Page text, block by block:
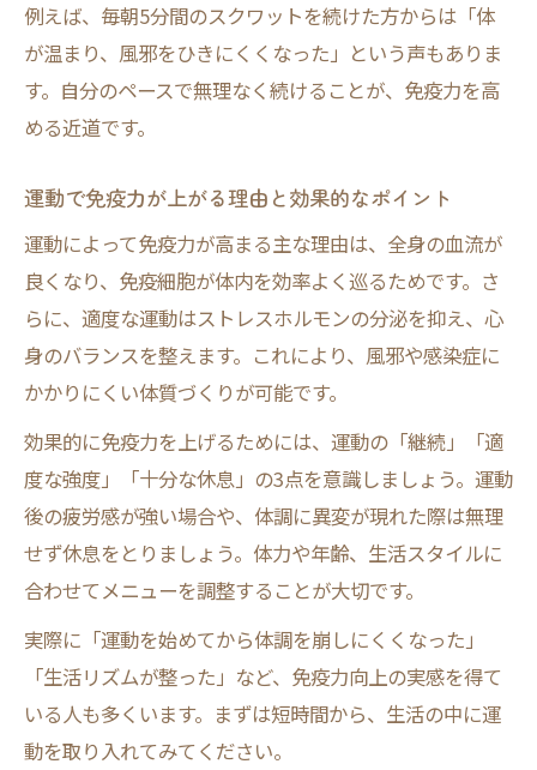
例えば、毎朝5分間のスクワットを続けた方からは「体
が温まり、風邪をひきにくくなった」という声もありま
す。自分のペースで無理なく続けることが、免疫力を高
める近道です。
運動で免疫力が上がる理由と効果的なポイント
運動によって免疫力が高まる主な理由は、全身の血流が
良くなり、免疫細胞が体内を効率よく巡るためです。さ
らに、適度な運動はストレスホルモンの分泌を抑え、心
身のバランスを整えます。これにより、風邪や感染症に
かかりにくい体質づくりが可能です。
効果的に免疫力を上げるためには、運動の「継続」「適
度な強度」「十分な休息」の3点を意識しましょう。運動
後の疲労感が強い場合や、体調に異変が現れた際は無理
せず休息をとりましょう。体力や年齢、生活スタイルに
合わせてメニューを調整することが大切です。
実際に「運動を始めてから体調を崩しにくくなった」
「生活リズムが整った」など、免疫力向上の実感を得て
いる人も多くいます。まずは短時間から、生活の中に運
動を取り入れてみてください。